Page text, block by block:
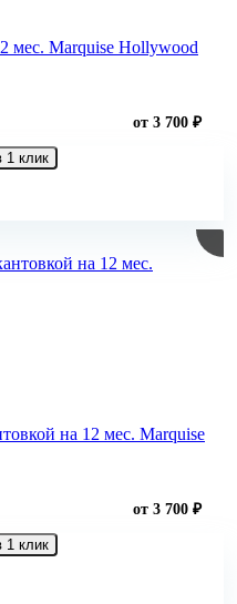
мес. Marquise Hollywood
от 3 700 ₽
1 клик
на 12 мес. Marquise
от 3 700 ₽
1 клик